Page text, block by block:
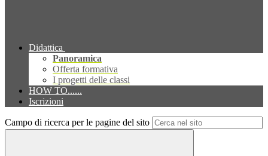
Didattica
Panoramica
Offerta formativa
I progetti delle classi
HOW TO......
Iscrizioni
Campo di ricerca per le pagine del sito